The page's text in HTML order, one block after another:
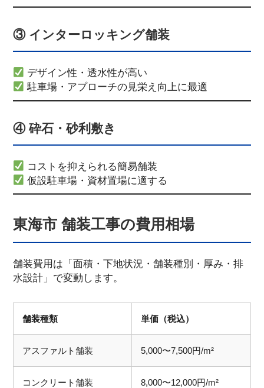
③ インターロッキング舗装
デザイン性・透水性が高い
駐車場・アプローチの見栄え向上に最適
④ 砕石・砂利敷き
コストを抑えられる簡易舗装
仮設駐車場・資材置場に適する
東海市 舗装工事の費用相場
舗装費用は「面積・下地状況・舗装種別・厚み・排
水設計」で変動します。
舗装種類 単価（税込）
アスファルト舗装 5,000〜7,500円/m²
コンクリート舗装 8,000〜12,000円/m²